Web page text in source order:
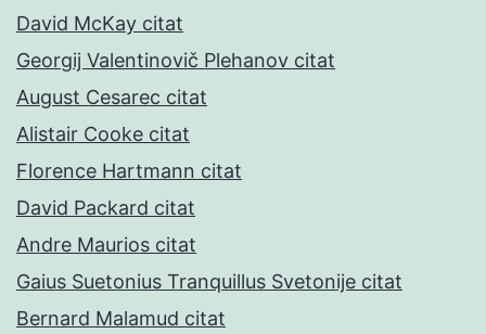
David McKay citat
Georgij Valentinovič Plehanov citat
August Cesarec citat
Alistair Cooke citat
Florence Hartmann citat
David Packard citat
Andre Maurios citat
Gaius Suetonius Tranquillus Svetonije citat
Bernard Malamud citat